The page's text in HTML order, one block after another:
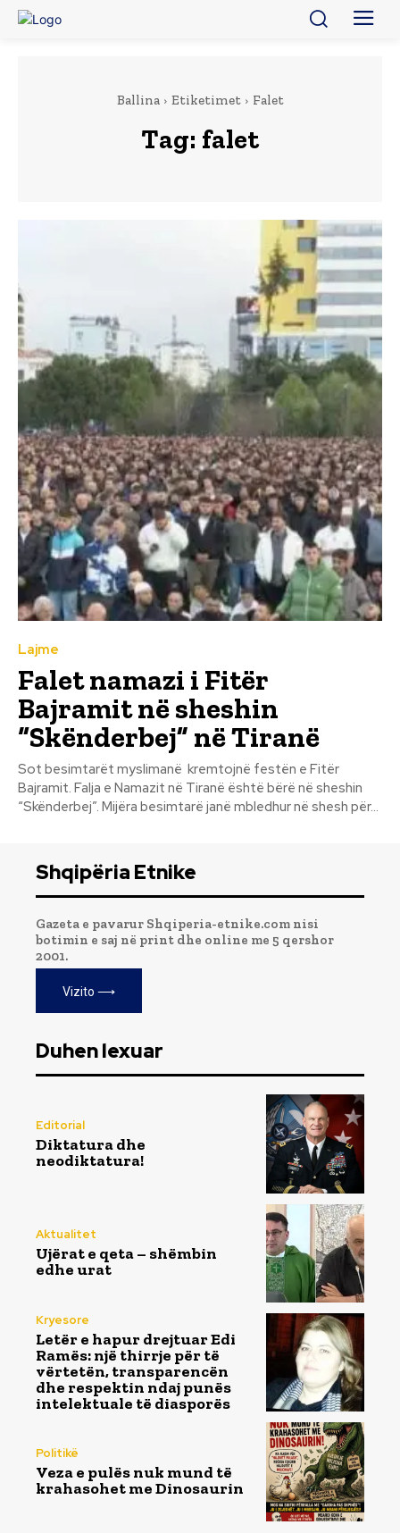
Ballina Etiketimet Falet
Tag: falet
Lajme
Falet namazi i Fitër
Bajramit në sheshin
“Skënderbej” në Tiranë
Sot besimtarët myslimanë kremtojnë festën e Fitër
Bajramit. Falja e Namazit në Tiranë është bërë në sheshin
“Skënderbej”. Mijëra besimtarë janë mbledhur në shesh për...
Shqipëria Etnike
Gazeta e pavarur Shqiperia-etnike.com nisi
botimin e saj në print dhe online me 5 qershor
2001.
Vizito ⟶
Duhen lexuar
Editorial
Diktatura dhe
neodiktatura!
Aktualitet
Ujërat e qeta – shëmbin
edhe urat
Kryesore
Letër e hapur drejtuar Edi
Ramës: një thirrje për të
vërtetën, transparencën
dhe respektin ndaj punës
intelektuale të diasporës
Politikë
Veza e pulës nuk mund të
krahasohet me Dinosaurin